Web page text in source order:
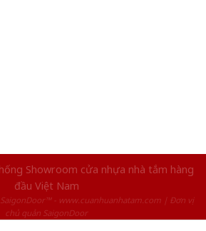
Showroom cửa nhựa nhà tắm hàng
đầu Việt Nam
- www.cuanhuanhatam.com | Đơn vị
chủ quản SaigonDoor